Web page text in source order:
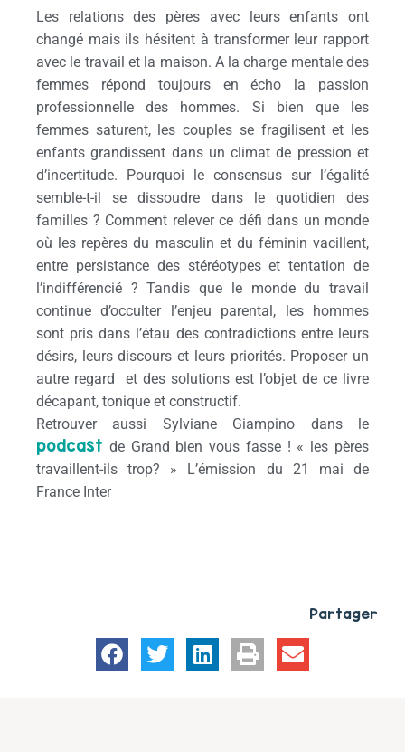
Les relations des pères avec leurs enfants ont
changé mais ils hésitent à transformer leur rapport
avec le travail et la maison. A la charge mentale des
femmes répond toujours en écho la passion
professionnelle des hommes. Si bien que les
femmes saturent, les couples se fragilisent et les
enfants grandissent dans un climat de pression et
d’incertitude. Pourquoi le consensus sur l’égalité
semble-t-il se dissoudre dans le quotidien des
familles ? Comment relever ce défi dans un monde
où les repères du masculin et du féminin vacillent,
entre persistance des stéréotypes et tentation de
l’indifférencié ? Tandis que le monde du travail
continue d’occulter l’enjeu parental, les hommes
sont pris dans l’étau des contradictions entre leurs
désirs, leurs discours et leurs priorités. Proposer un
autre regard et des solutions est l’objet de ce livre
décapant, tonique et constructif.
Retrouver aussi Sylviane Giampino dans le
podcast de Grand bien vous fasse ! « les pères
travaillent-ils trop? » L’émission du 21 mai de
France Inter
Partager